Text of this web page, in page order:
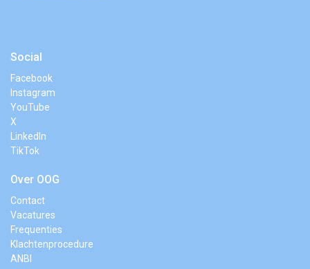
Social
Facebook
Instagram
YouTube
X
LinkedIn
TikTok
Over OOG
Contact
Vacatures
Frequenties
Klachtenprocedure
ANBI